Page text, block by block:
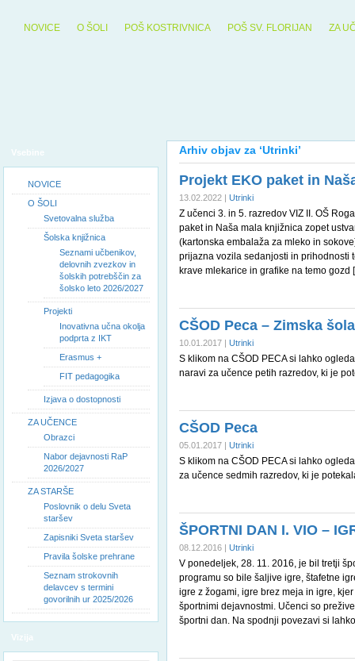
NOVICE O ŠOLI POŠ KOSTRIVNICA POŠ SV. FLORIJAN ZA
Vsebine
NOVICE
O ŠOLI
Svetovalna služba
Šolska knjižnica
Seznami učbenikov,
delovnih zvezkov in
šolskih potrebščin za
šolsko leto 2026/2027
Projekti
Inovativna učna okolja
podprta z IKT
Erasmus +
FIT pedagogika
Izjava o dostopnosti
ZA UČENCE
Obrazci
Nabor dejavnosti RaP
2026/2027
ZA STARŠE
Poslovnik o delu Sveta
staršev
Zapisniki Sveta staršev
Pravila šolske prehrane
Seznam strokovnih
delavcev s termini
govorilnih ur 2025/2026
Vizija
Arhiv objav za ‘Utrinki’
Projekt EKO paket in
13.02.2022 | Utrinki
Z učenci 3. in 5. razredov VIZ II. OŠ
paket in Naša mala knjižnica zopet
(kartonska embalaža za mleko in
prijazna vozila sedanjosti in prihodnosti
krave mlekarice in grafike na temo
CŠOD Peca – Zimska
10.01.2017 | Utrinki
S klikom na CŠOD PECA si lahko
naravi za učence petih razredov, ki je
CŠOD Peca
05.01.2017 | Utrinki
S klikom na CŠOD PECA si lahko
za učence sedmih razredov, ki je
ŠPORTNI DAN I. VIO –
08.12.2016 | Utrinki
V ponedeljek, 28. 11. 2016, je bil tretji
programu so bile šaljive igre, štafetne
igre z žogami, igre brez meja in igre,
športnimi dejavnostmi. Učenci so
športni dan. Na spodnji povezavi si